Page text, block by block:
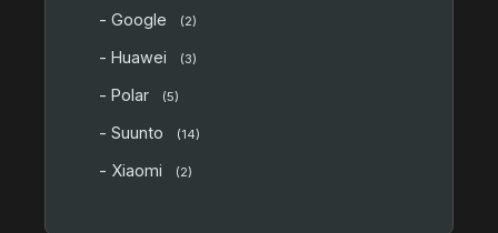
- Google (2)
- Huawei (3)
- Polar (5)
- Suunto (14)
- Xiaomi (2)